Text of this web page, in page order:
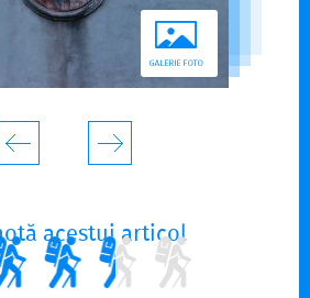
acestui articol